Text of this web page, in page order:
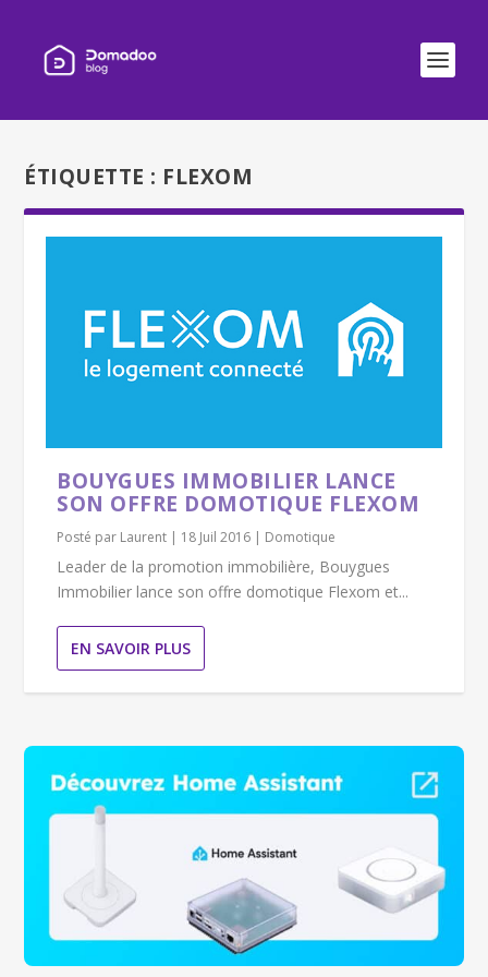
ÉTIQUETTE : FLEXOM
BOUYGUES IMMOBILIER LANCE
SON OFFRE DOMOTIQUE FLEXOM
Posté par Laurent | 18 Juil 2016 | Domotique
Leader de la promotion immobilière, Bouygues
Immobilier lance son offre domotique Flexom et...
EN SAVOIR PLUS